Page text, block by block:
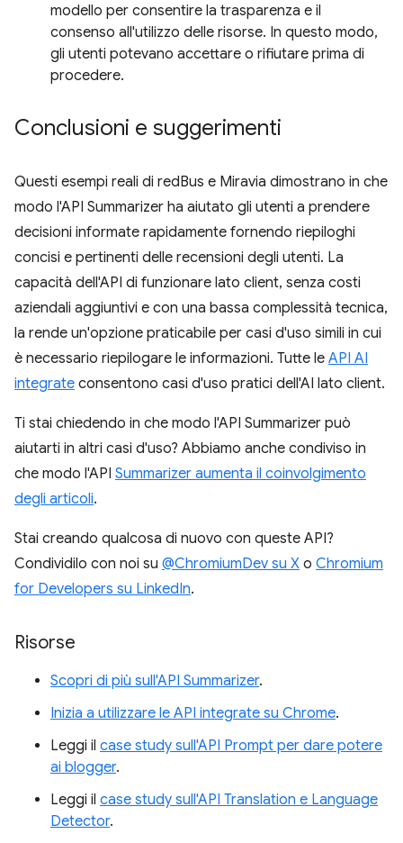
modello per consentire la trasparenza e il
consenso all'utilizzo delle risorse. In questo modo,
gli utenti potevano accettare o rifiutare prima di
procedere.
Conclusioni e suggerimenti
Questi esempi reali di redBus e Miravia dimostrano in che
modo l'API Summarizer ha aiutato gli utenti a prendere
decisioni informate rapidamente fornendo riepiloghi
concisi e pertinenti delle recensioni degli utenti. La
capacità dell'API di funzionare lato client, senza costi
aziendali aggiuntivi e con una bassa complessità tecnica,
la rende un'opzione praticabile per casi d'uso simili in cui
è necessario riepilogare le informazioni. Tutte le API AI
integrate consentono casi d'uso pratici dell'AI lato client.
Ti stai chiedendo in che modo l'API Summarizer può
aiutarti in altri casi d'uso? Abbiamo anche condiviso in
che modo l'API Summarizer aumenta il coinvolgimento
degli articoli.
Stai creando qualcosa di nuovo con queste API?
Condividilo con noi su @ChromiumDev su X o Chromium
for Developers su LinkedIn.
Risorse
Scopri di più sull'API Summarizer.
Inizia a utilizzare le API integrate su Chrome.
Leggi il case study sull'API Prompt per dare potere
ai blogger.
Leggi il case study sull'API Translation e Language
Detector.